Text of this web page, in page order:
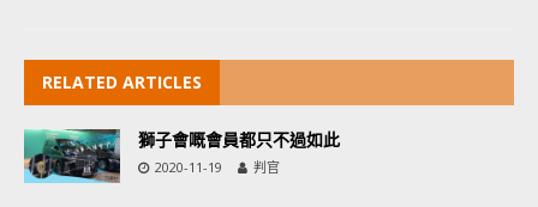
RELATED ARTICLES
獅子會嘅會員都只不過如此
2020-11-19 判官